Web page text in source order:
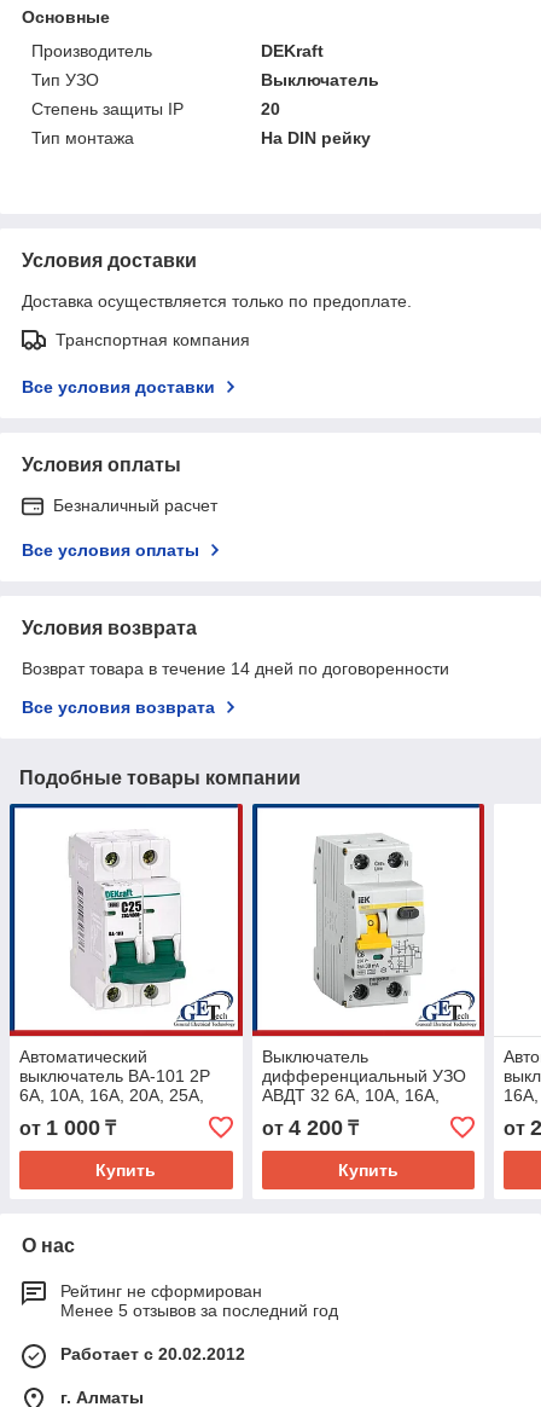
Основные
Производитель
DEKraft
Тип УЗО
Выключатель
Степень защиты IP
20
Тип монтажа
На DIN рейку
Условия доставки
Доставка осуществляется только по предоплате.
Транспортная компания
Все условия доставки
Условия оплаты
Безналичный расчет
Все условия оплаты
Условия возврата
Возврат товара в течение 14 дней по договоренности
Все условия возврата
Подобные товары компании
Автоматический
выключатель ВА-101 2P
6А, 10А, 16A, 20А, 25А,
32А, 40А 50А, 63А 4,5кА
DEKraft
от 1 000 ₸
Купить
Выключатель
дифференциальный УЗО
АВДТ 32 6А, 10А, 16А,
25А, 32А, 40А IEK
от 4 200₸
Купить
от
О нас
Рейтинг не сформирован
Менее 5 отзывов за последний год
Работает с 20.02.2012
г. Алматы